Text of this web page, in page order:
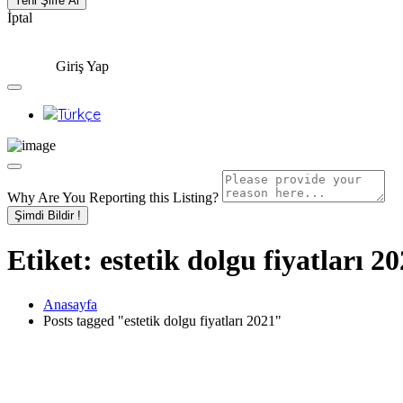
İptal
Giriş Yap
Why Are You Reporting this Listing?
Şimdi Bildir !
Etiket: estetik dolgu fiyatları
Anasayfa
Posts tagged "estetik dolgu fiyatları 2021"